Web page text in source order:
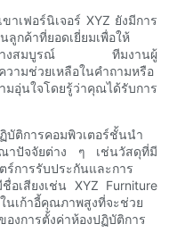
าเฟอร์นิเจอร์ XYZ ยังมีการ
กค้าที่ยอดเยี่ยมเพื่อให้
ณอย่างสมบูรณ์ ทีมงานผู้
วามช่วยเหลือในคำถามหรือ
ใจโดยรู้ว่าคุณได้รับการ
บัติการคอมพิวเตอร์ชั้นนำ
าปัจจัยต่าง ๆ เช่นวัสดุที่มี
การรับประกันและการ
อเสียงเช่น XYZ Furniture
เก้าอี้คุณภาพสูงที่จะช่วย
งการตั้งค่าห้องปฏิบัติการ